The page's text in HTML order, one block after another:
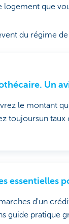
logement que
du régime de
Un
le montant
toujoursun taux
essentielles
d'un
guide pratique